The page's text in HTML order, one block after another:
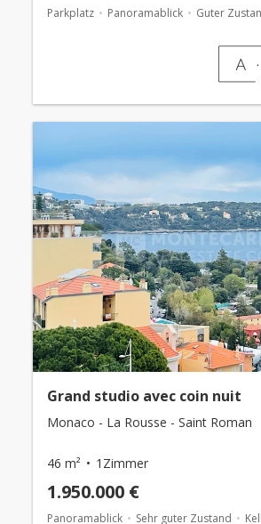
Parkplatz Panoramablick Guter
Grand studio avec coin nuit
Monaco - La Rousse - Saint Roman
46 m² 1Zimmer
1.950.000 €
Panoramablick Sehr guter Zustand